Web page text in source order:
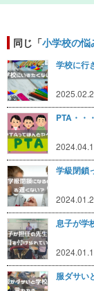
同じ「小学校の悩
学校に行
PTA・・
学級閉鎖
息子が学
服ダサい